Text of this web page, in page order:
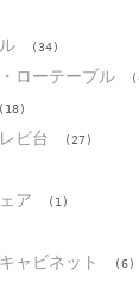
(34)
ローテーブル
(18)
ビ台 (27)
ア (1)
ャビネット (6)